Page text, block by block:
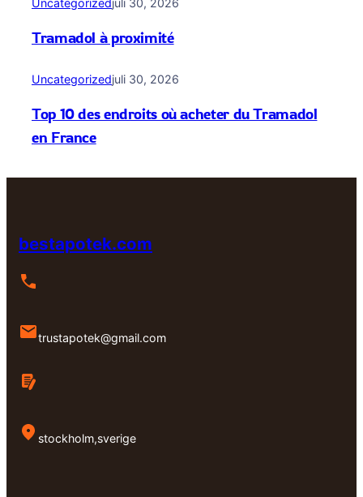
Tramadol à proximité
Uncategorizedjuli 30, 2026
Top 10 des endroits où acheter du Tramadol
en France
bestapotek.com
trustapotek@gmail.com
stockholm,sverige